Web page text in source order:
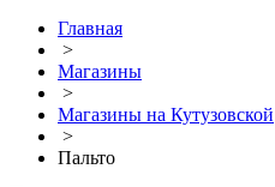
Главная
>
Магазины
>
Магазины на Кутузовской
>
Пальто